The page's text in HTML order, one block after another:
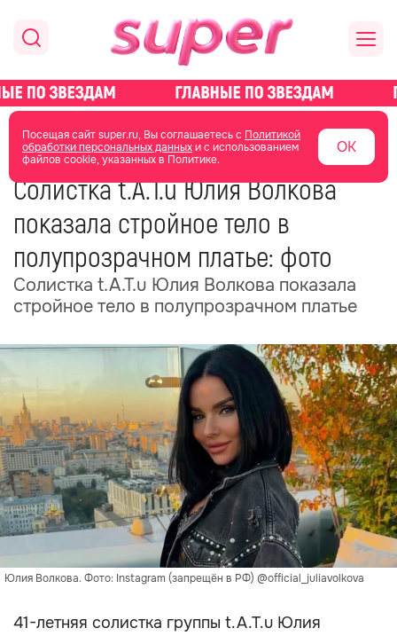
Посещая сайт super.ru, Вы соглашаетесь с Политикой
обработки персональных данныхи с использованием
файлов cookie, указанных в Политике.
ОК
главная новости о звездах новости
11 июня 11:20
Солистка t.A.T.u Юлия Волкова
показала стройное тело в
полупрозрачном платье: фото
Солистка t.A.T.u Юлия Волкова показала
стройное тело в полупрозрачном платье
Юлия Волкова. Фото: Instagram (запрещён в РФ) @official_juliavolkova
41-летняя солистка группы t.A.T.u Юлия